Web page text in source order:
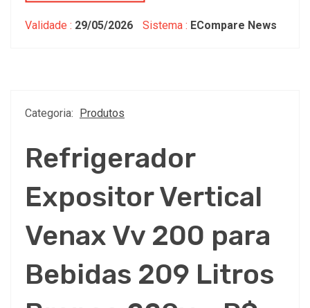
Validade : 29/05/2026 Sistema : ECompare News
Categoria: Produtos
Refrigerador
Expositor Vertical
Venax Vv 200 para
Bebidas 209 Litros